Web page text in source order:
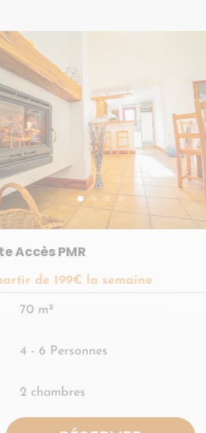
Accès PMR
de 199€ la semaine
70 m²
4 - 6 Personnes
2 chambres